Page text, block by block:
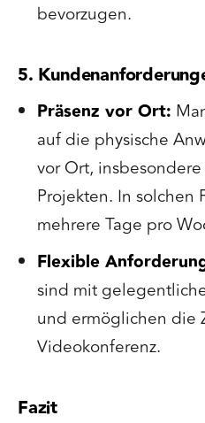
bevorzugen.
5.
Präsenz vor Ort:
auf die physische
vor Ort,
Projekten. In solchen
mehrere Tage pro
Flexible
sind mit
und ermöglichen die
Videokonferenz.
Fazit